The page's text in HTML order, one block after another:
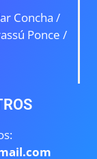
Concha /
Ponce /